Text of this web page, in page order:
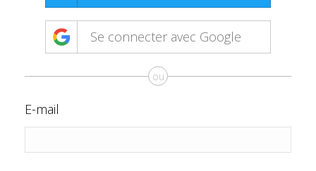
Se connecter avec Google
ou
E-mail